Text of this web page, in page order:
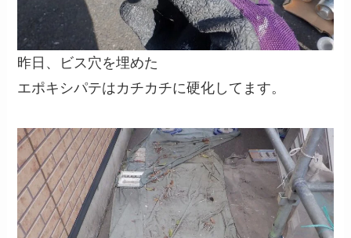
昨日、ビス穴を埋めた
エポキシパテはカチカチに硬化してます。